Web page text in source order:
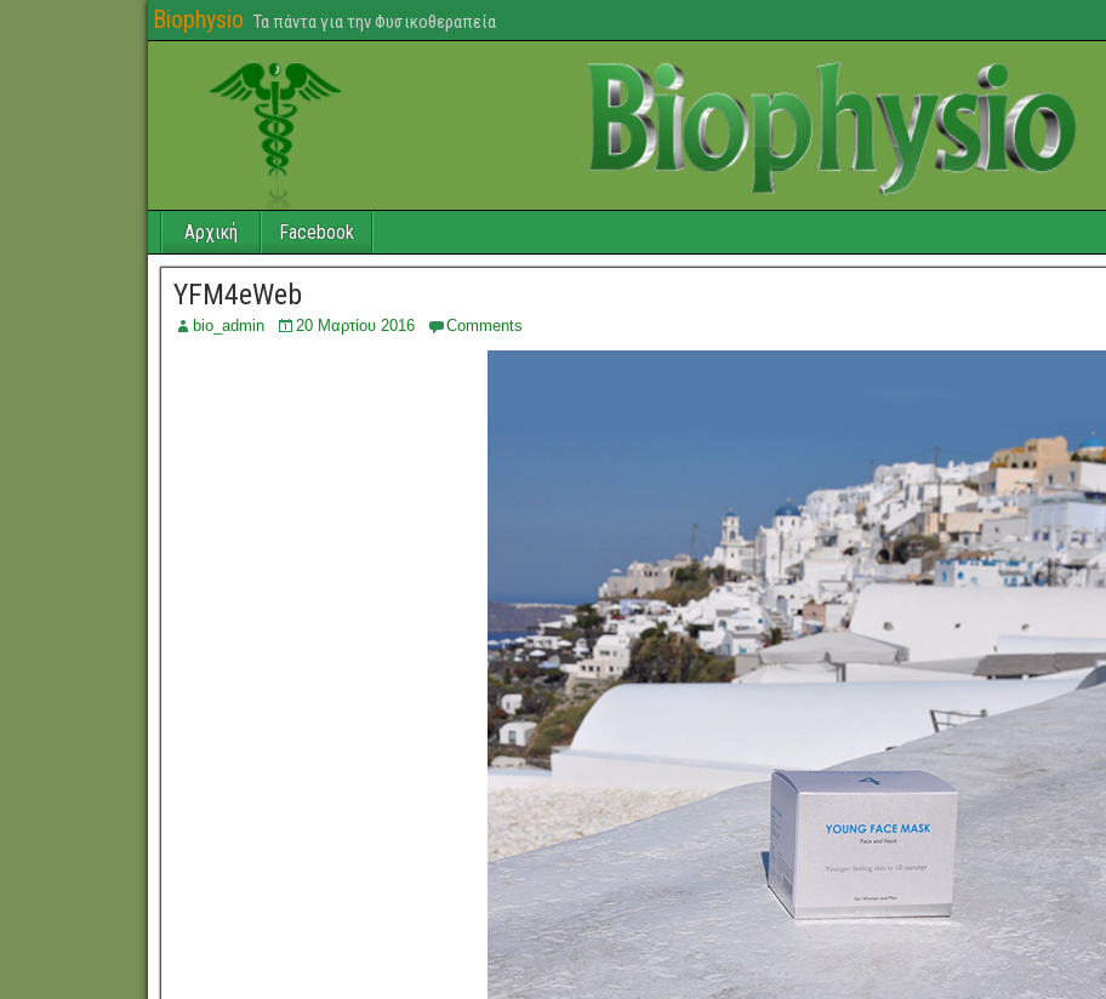
Biophysio Τα πάντα για την Φυσικοθεραπεία
Αρχική Facebook
YFM4eWeb
bio_admin 20 Μαρτίου 2016 Comments